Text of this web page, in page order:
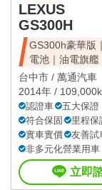
LEXUS
GS300H
GS300h豪華版
電池｜油電旗艦
天窗豪華房
台中市 / 萬通汽車
2014年 /
認證車
五大保證
符合保固
里程保
實車實價
友善試
非多元化營業用車
立即